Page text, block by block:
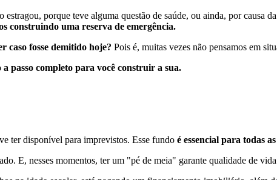
estragou, porque teve alguma questão de saúde, ou ainda, por causa
construindo uma reserva de emergência.
caso fosse demitido hoje? Pois é, muitas vezes não pensamos em
passo completo para você construir a sua.
ter disponível para imprevistos. Esse fundo é essencial para todas as
E, nesses momentos, ter um "pé de meia" garante qualidade de